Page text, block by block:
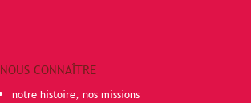
NOUS CONNAÎTRE
notre histoire, nos missions